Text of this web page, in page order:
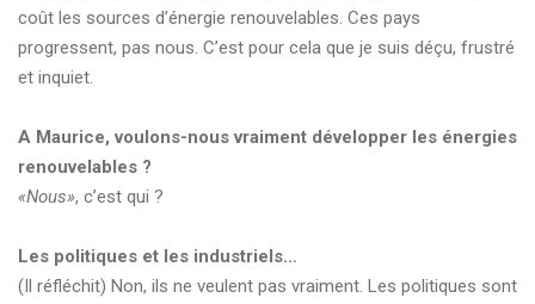
coût les sources d’énergie renouvelables. Ces pays
progressent, pas nous. C’est pour cela que je suis déçu, frustré
et inquiet.
A Maurice, voulons-nous vraiment développer les énergies
renouvelables ?
«Nous», c’est qui ?
Les politiques et les industriels…
(Il réfléchit) Non, ils ne veulent pas vraiment. Les politiques sont